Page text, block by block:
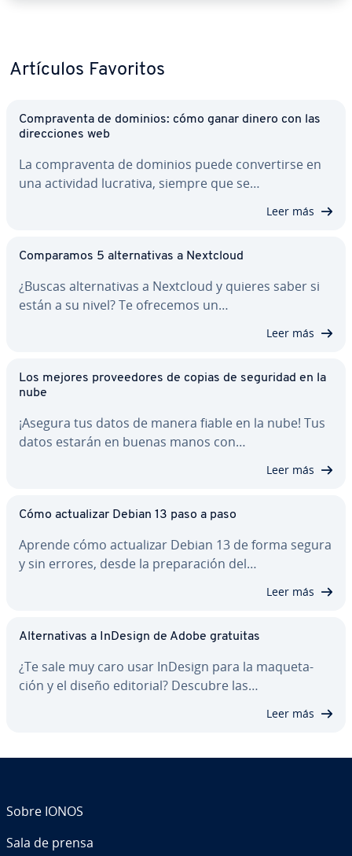
Artículos Favoritos
Co­m­pra­ve­n­ta de dominios: cómo ganar dinero con las
di­re­c­cio­nes web
La co­m­pra­ve­n­ta de dominios puede co­n­ve­r­ti­r­se en
una actividad lucrativa, siempre que se…
Leer más
Co­m­pa­ra­mos 5 al­te­r­na­ti­vas a Nextcloud
¿Buscas al­te­r­na­ti­vas a Nextcloud y quieres saber si
están a su nivel? Te ofrecemos un…
Leer más
Los mejores pro­vee­do­res de copias de seguridad en la
nube
¡Asegura tus datos de manera fiable en la nube! Tus
datos estarán en buenas manos con…
Leer más
Cómo ac­tua­li­zar Debian 13 paso a paso
Aprende cómo ac­tua­li­zar Debian 13 de forma segura
y sin errores, desde la pre­pa­ra­ción del…
Leer más
Al­te­r­na­ti­vas a InDesign de Adobe gratuitas
¿Te sale muy caro usar InDesign para la ma­que­ta­
ción y el diseño editorial? Descubre las…
Leer más
Sobre IONOS
Sala de prensa